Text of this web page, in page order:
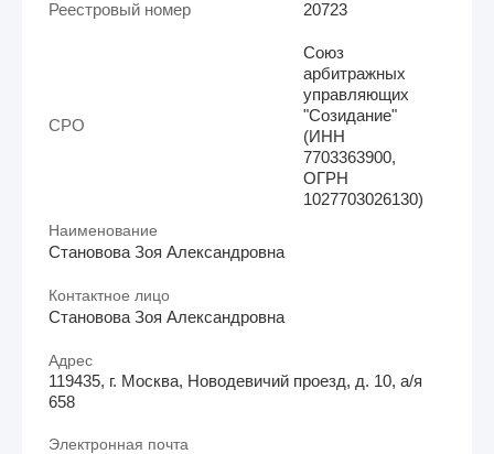
Реестровый номер 20723
СРО
Союз
арбитражных
управляющих
"Созидание"
(ИНН
7703363900,
ОГРН
1027703026130)
Наименование
Становова Зоя Александровна
Контактное лицо
Становова Зоя Александровна
Адрес
119435, г. Москва, Новодевичий проезд, д. 10, а/я
658
Электронная почта